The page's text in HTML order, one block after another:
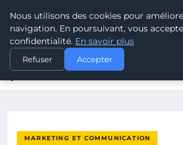
POUVOIR OUVRIER
ACCUEIL
PODCAST DE MARQUE : COMMENT CRÉER
MARKETING ET COMMUNICATION
Nous utilisons des cookies pour
navigation. En poursuivant, vous
confidentialité. En savoir plus
Refuser Accepter